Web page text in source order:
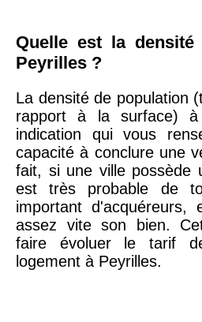
Quelle est la
Peyrilles ?
La densité de population
rapport à la surface)
indication qui vous
capacité à conclure une
fait, si une ville possède
est très probable de
important
assez vite son bien.
faire évoluer le tarif
logement à Peyrilles.